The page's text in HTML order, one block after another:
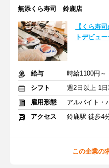
無添くら寿司 鈴鹿店
【くら寿
トデビュ
給与
時給1100円～
シフト
週2日以上 1
雇用形態
アルバイト・
アクセス
鈴鹿駅 徒歩4
この企業の